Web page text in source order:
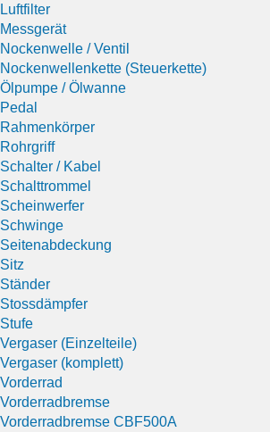
Luftfilter
Messgerät
Nockenwelle / Ventil
Nockenwellenkette (Steuerkette)
Ölpumpe / Ölwanne
Pedal
Rahmenkörper
Rohrgriff
Schalter / Kabel
Schalttrommel
Scheinwerfer
Schwinge
Seitenabdeckung
Sitz
Ständer
Stossdämpfer
Stufe
Vergaser (Einzelteile)
Vergaser (komplett)
Vorderrad
Vorderradbremse
Vorderradbremse CBF500A